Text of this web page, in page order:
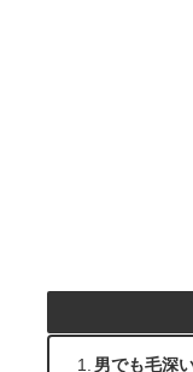
男でも毛深